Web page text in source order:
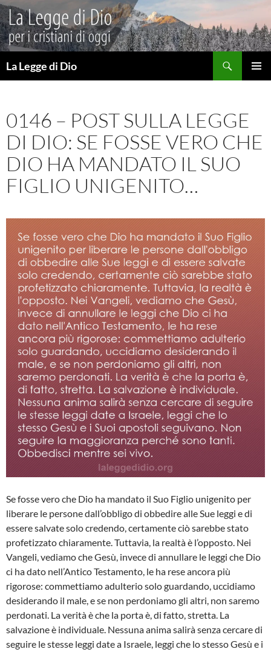
Vai
al
contenuto
La Legge di Dio
0146 – POST SULLA LEGGE
DI DIO: SE FOSSE VERO CHE
DIO HA MANDATO IL SUO
FIGLIO UNIGENITO…
Se fosse vero che Dio ha mandato il Suo Figlio unigenito per
liberare le persone dall’obbligo di obbedire alle Sue leggi e di
essere salvate solo credendo, certamente ciò sarebbe stato
profetizzato chiaramente. Tuttavia, la realtà è l’opposto. Nei
Vangeli, vediamo che Gesù, invece di annullare le leggi che Dio
ci ha dato nell’Antico Testamento, le ha rese ancora più
rigorose: commettiamo adulterio solo guardando, uccidiamo
desiderando il male, e se non perdoniamo gli altri, non saremo
perdonati. La verità è che la porta è, di fatto, stretta. La
salvazione è individuale. Nessuna anima salirà senza cercare di
seguire le stesse leggi date a Israele, leggi che lo stesso Gesù e i